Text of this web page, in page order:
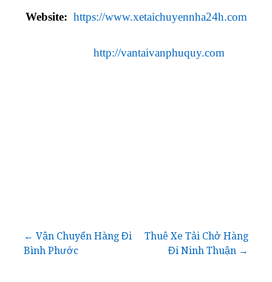
Website: https://www.xetaichuyennha24h.com
http://vantaivanphuquy.com
Điều
← Vận Chuyển Hàng Đi
Bình Phước
Thuê Xe Tải Chở Hàng
Đi Ninh Thuận →